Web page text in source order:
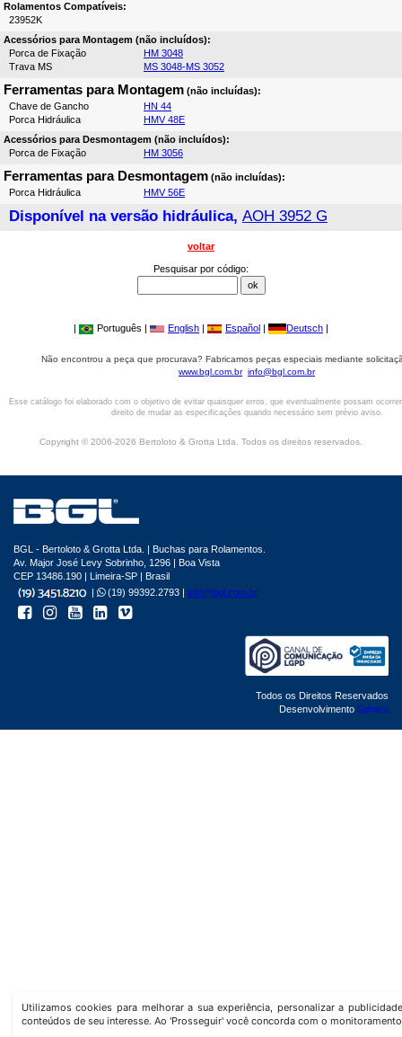
Rolamentos Compatíveis:
23952K
Acessórios para Montagem (não incluídos):
Porca de Fixação
HM 3048
Trava MS
MS 3048-MS 3052
Ferramentas para Montagem (não incluídas):
Chave de Gancho
HN 44
Porca Hidráulica
HMV 48E
Acessórios para Desmontagem (não incluídos):
Porca de Fixação
HM 3056
Ferramentas para Desmontagem (não incluídas):
Porca Hidráulica
HMV 56E
Disponível na versão hidráulica, AOH 3952 G
voltar
Pesquisar por código:
| Português | English | Español | Deutsch |
Não encontrou a peça que procurava? Fabricamos peças especiais mediante
www.bgl.com.br info@bgl.com.br
Esse catálogo foi elaborado com o objetivo de evitar quaisquer erros, que eventualmente possam
direito de mudar as especificações quando necessário sem prévio aviso.
Copyright © 2006-2026 Bertoloto & Grotta Ltda. Todos os direitos reservados.
Utilizamos cookies para melhorar a sua experiência, personalizar a
conteúdos de seu interesse. Ao 'Prosseguir' você concorda com o
BGL - Bertoloto & Grotta Ltda. | Buchas para Rolamentos.
Av. Major José Levy Sobrinho, 1296 | Boa Vista
CEP 13486.190 | Limeira-SP | Brasil
|
(19) 99392.2793 | info@bgl.com.br
Todos os Direitos Reservados
Desenvolvimento Sphera